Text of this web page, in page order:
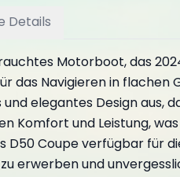
Details
Motorboot, das
das Navigieren in flachen
elegantes Design
Komfort und Leistung,
Coupe verfügbar für
erwerben und